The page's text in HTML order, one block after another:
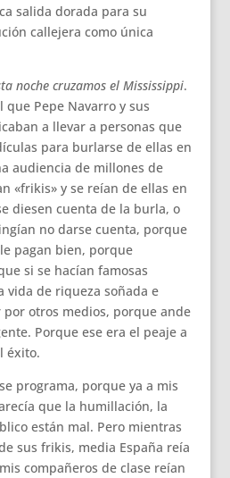
salida dorada para su
callejera como única
noche cruzamos el Mississippi.
que Pepe Navarro y sus
a llevar a personas que
para burlarse de ellas en
audiencia de millones de
«frikis» y se reían de ellas en
diesen cuenta de la burla, o
no darse cuenta, porque
pagan bien, porque
si se hacían famosas
vida de riqueza soñada e
otros medios, porque ande
Porque ese era el peaje a
éxito.
programa, porque ya a mis
que la humillación, la
están mal. Pero mientras
sus frikis, media España reía
compañeros de clase reían